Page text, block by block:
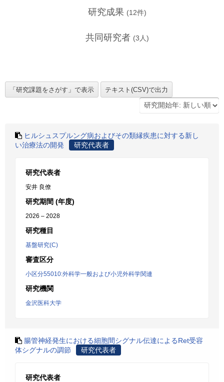
研究成果 (12件)
共同研究者 (3 人)
ヒルシュスプルング病およびその類縁疾患に対する新し
い治療法の開発
研究代表者
研究代表者
安井 良僚
研究期間 (年度)
2026 – 2028
研究種目
基盤研究(C)
審査区分
小区分55010:外科学一般および小児外科学関連
研究機関
金沢医科大学
腸管神経発生における細胞間シグナル伝達によるRet受容
体シグナルの調節
研究代表者
研究代表者